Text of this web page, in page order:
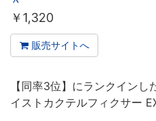
￥ 1,320
販売サイトへ
【同率3位】にランクイン
イストカクテルフィクサー